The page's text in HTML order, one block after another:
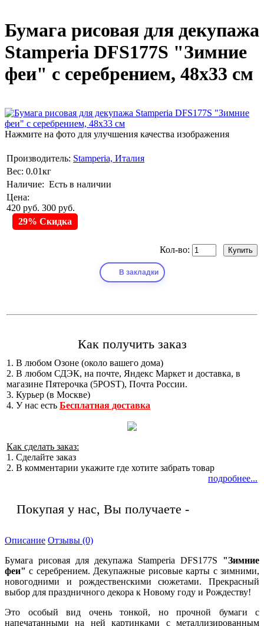
Бумага рисовая для декупажа
Stamperia DFS177S "Зимние
феи" с серебрением, 48х33 см
Нажмите на фото для улучшения качества изображения
Производитель: Stamperia, Италия
Вес: 0.01кг
Наличие: Есть в наличии
Цена:
420 руб. 300 руб.
29% Скидка
Кол-во:
В закладки
Как получить заказ
1. В любом Озоне (около вашего дома)
2. В любом СДЭК, на почте, Яндекс Маркет и доставка, в
магазине Пятерочка (5POST), Почта России.
3. Курьер (в Москве)
4. У нас есть Бесплатная доставка
Как сделать заказ:
1. Сделайте заказ
2. В комментарии укажите где хотите забрать товар
подробнее...
Покупая у нас, Вы получаете -
Описание Отзывы (0)
Бумага рисовая для декупажа Stamperia DFS177S "Зимние
феи" с серебрением. Декупажные рисовые карты с зимними,
новогодними и рождественскими сюжетами. Прекрасный
выбор для праздничного декора к Новому году и Рождеству!
Это особый вид очень тонкой, но прочной бумаги с
напечатанными на ней картинками с металлизированным